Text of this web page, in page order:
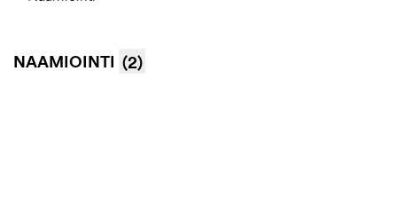
NAAMIOINTI (2)